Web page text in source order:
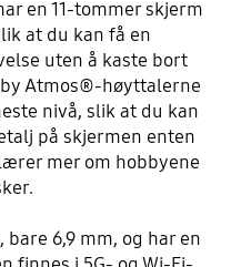
en 11-tommer skjerm
at du kan få en
uten å kaste bort
Atmos®-høyttalerne
nivå, slik at du kan
på skjermen enten
mer om hobbyene
bare 6,9 mm, og har en